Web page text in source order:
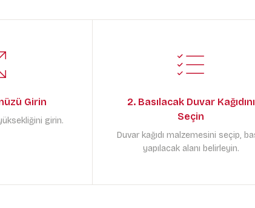
Girin
girin.
2. Basılacak Duvar Kağıdını
Seçin
Duvar kağıdı malzemesini seçip,
yapılacak alanı belirleyin.